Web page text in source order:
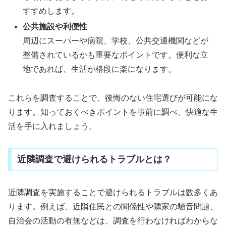
すすめします。
公共施設や利便性
周辺にスーパーや病院、学校、公共交通機関などが
整備されているかも重要なポイントです。便利な立
地であれば、生活が格段に楽になります。
これらを調査することで、後悔のない住宅選びが可能にな
ります。知っておくべきポイントを事前に調べ、快適な生
活を手に入れましょう。
近隣調査で避けられるトラブルとは？
近隣調査を実施することで避けられるトラブルは数多くあ
ります。例えば、近隣住民との関係性や隣家の騒音問題、
自治会の活動の有無などは、調査を行わなければわからな